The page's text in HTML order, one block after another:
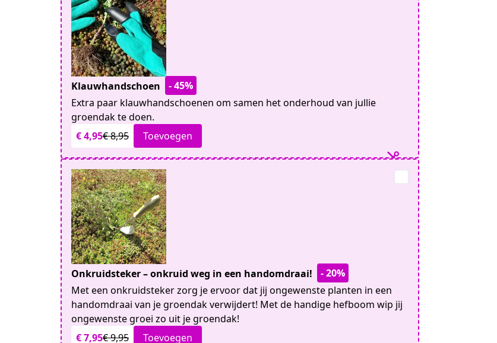
Klauwhandschoen
- 45%
Extra paar klauwhandschoenen om samen het onderhoud van jullie
groendak te doen.
€ 4,95€ 8,95 Toevoegen
Onkruidsteker – onkruid weg in een handomdraai!
- 20%
Met een onkruidsteker zorg je ervoor dat jij ongewenste planten in een
handomdraai van je groendak verwijdert! Met de handige hefboom wip jij
ongewenste groei zo uit je groendak!
€ 7,95€ 9,95 Toevoegen